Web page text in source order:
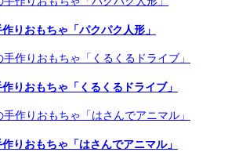
りおもちゃ「パクパク人形」
りおもちゃ「くるくるドライブ」
りおもちゃ「はさんでアニマル」